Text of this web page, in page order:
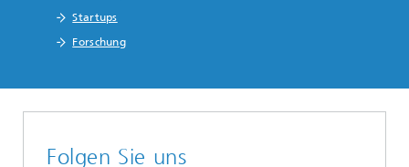
Startups
Forschung
Folgen Sie uns